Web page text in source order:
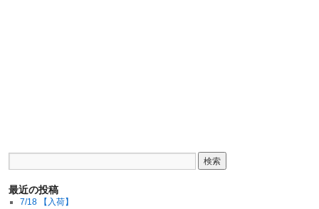
最近の投稿
7/18 【入荷】